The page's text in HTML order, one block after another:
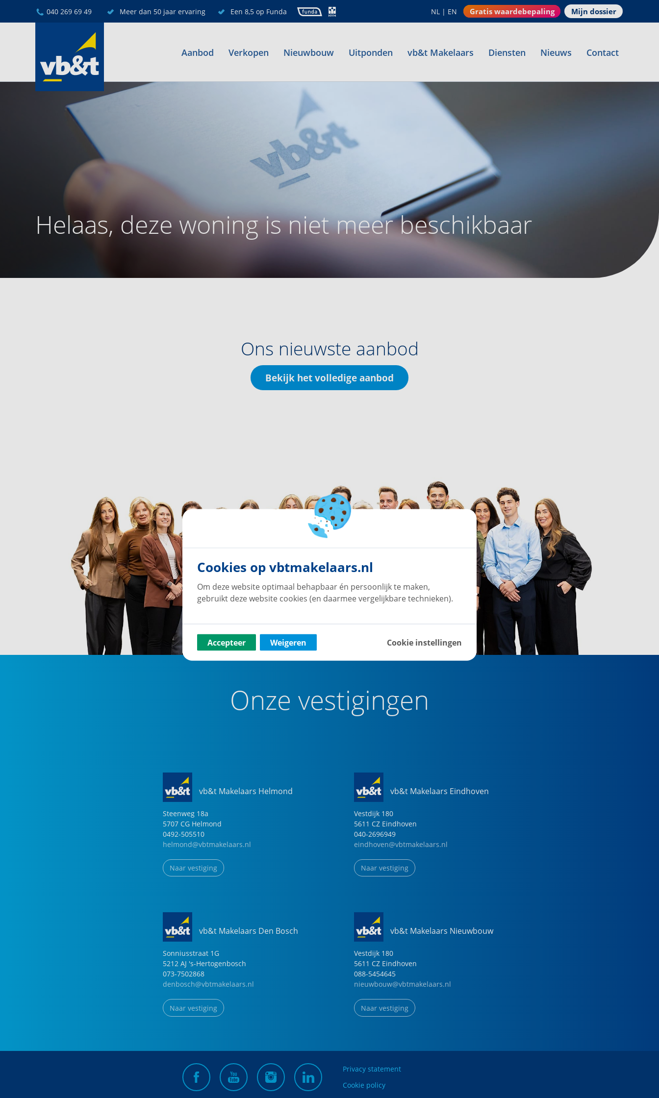
040 269 69 49 Meer dan 50 jaar ervaring Een 8,5 op Funda NL | EN Gratis waardebepaling Mijn dossier
Aanbod Verkopen Nieuwbouw Uitponden vb&t Makelaars Diensten Nieuws Contact
Helaas, deze woning is niet meer beschikbaar
Ons nieuwste aanbod
Bekijk het volledige aanbod
Onze vestigingen
vb&t Makelaars Helmond
Steenweg 18a
5707 CG Helmond
0492-505510
helmond@vbtmakelaars.nl
Naar vestiging
vb&t Makelaars Eindhoven
Vestdijk 180
5611 CZ Eindhoven
040-2696949
eindhoven@vbtmakelaars.nl
Naar vestiging
vb&t Makelaars Den Bosch
Sonniusstraat 1G
5212 AJ 's-Hertogenbosch
073-7502868
denbosch@vbtmakelaars.nl
Naar vestiging
vb&t Makelaars Nieuwbouw
Vestdijk 180
5611 CZ Eindhoven
088-5454645
nieuwbouw@vbtmakelaars.nl
Naar vestiging
Privacy statement
Cookie policy
Cookies op vbtmakelaars.nl
Om deze website optimaal behapbaar én persoonlijk te maken,
gebruikt deze website cookies (en daarmee vergelijkbare technieken).
Accepteer Weigeren Cookie instellingen